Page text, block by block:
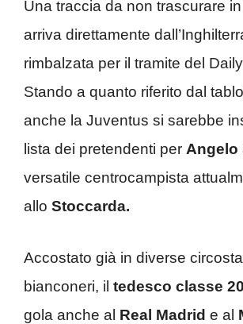
Una traccia da non trascurare in
arriva direttamente
rimbalzata per il tramite del
Stando a quanto riferito dal
anche la Juventus si sarebbe
lista dei pretendenti per Angelo
versatile centrocampista
allo Stoccarda.
Accostato già in diverse
bianconeri, il tedesco classe
gola anche al Real Madrid e al